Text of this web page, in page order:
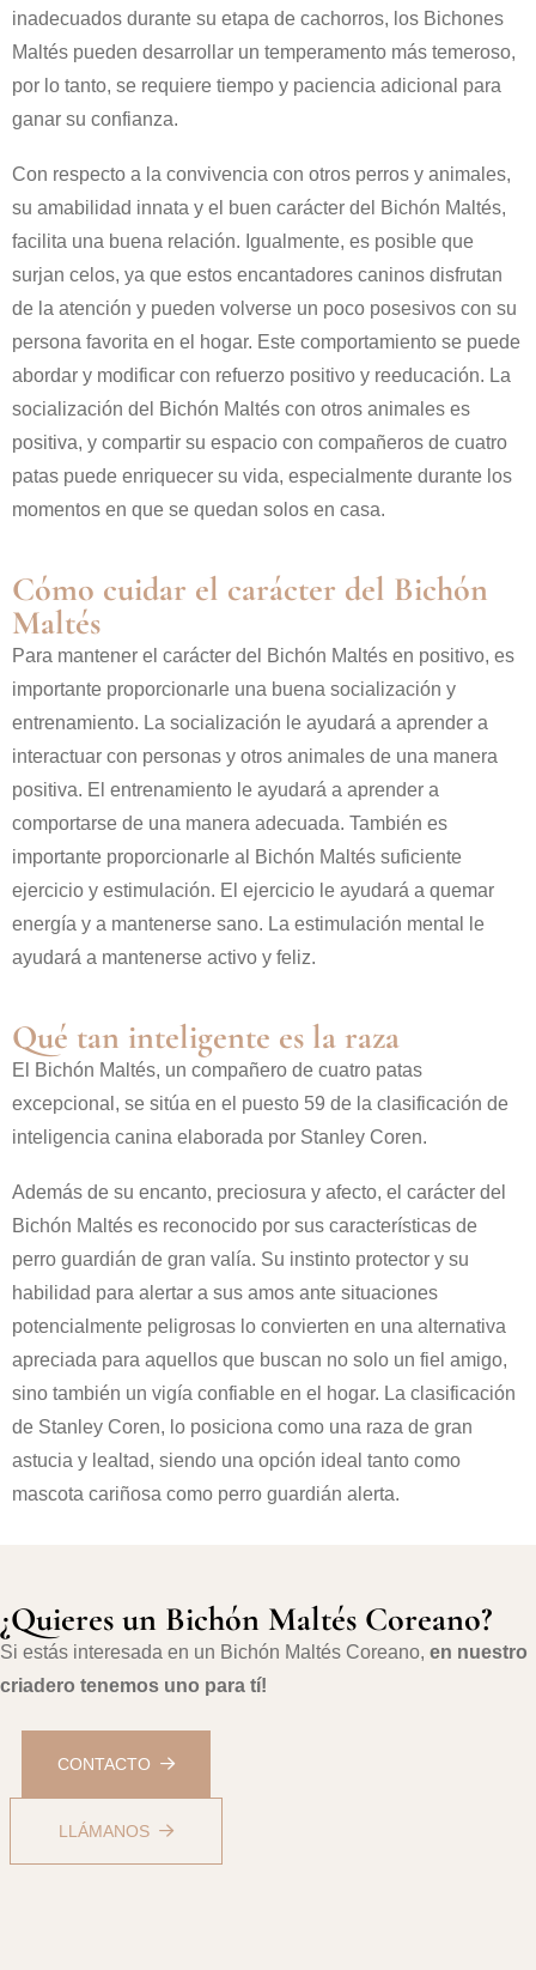
inadecuados durante su etapa de cachorros, los Bichones
Maltés pueden desarrollar un temperamento más temeroso,
por lo tanto, se requiere tiempo y paciencia adicional para
ganar su confianza.
Con respecto a la convivencia con otros perros y animales,
su amabilidad innata y el buen carácter del Bichón Maltés,
facilita una buena relación. Igualmente, es posible que
surjan celos, ya que estos encantadores caninos disfrutan
de la atención y pueden volverse un poco posesivos con su
persona favorita en el hogar. Este comportamiento se puede
abordar y modificar con refuerzo positivo y reeducación. La
socialización del Bichón Maltés con otros animales es
positiva, y compartir su espacio con compañeros de cuatro
patas puede enriquecer su vida, especialmente durante los
momentos en que se quedan solos en casa.
Cómo cuidar el carácter del Bichón
Maltés
Para mantener el carácter del Bichón Maltés en positivo, es
importante proporcionarle una buena socialización y
entrenamiento. La socialización le ayudará a aprender a
interactuar con personas y otros animales de una manera
positiva. El entrenamiento le ayudará a aprender a
comportarse de una manera adecuada. También es
importante proporcionarle al Bichón Maltés suficiente
ejercicio y estimulación. El ejercicio le ayudará a quemar
energía y a mantenerse sano. La estimulación mental le
ayudará a mantenerse activo y feliz.
Qué tan inteligente es la raza
El Bichón Maltés, un compañero de cuatro patas
excepcional, se sitúa en el puesto 59 de la clasificación de
inteligencia canina elaborada por Stanley Coren.
Además de su encanto, preciosura y afecto, el carácter del
Bichón Maltés es reconocido por sus características de
perro guardián de gran valía. Su instinto protector y su
habilidad para alertar a sus amos ante situaciones
potencialmente peligrosas lo convierten en una alternativa
apreciada para aquellos que buscan no solo un fiel amigo,
sino también un vigía confiable en el hogar. La clasificación
de Stanley Coren, lo posiciona como una raza de gran
astucia y lealtad, siendo una opción ideal tanto como
mascota cariñosa como perro guardián alerta.
¿Quieres un Bichón Maltés Coreano?
Si estás interesada en un Bichón Maltés Coreano, en nuestro
criadero tenemos uno para tí!
CONTACTO
LLÁMANOS